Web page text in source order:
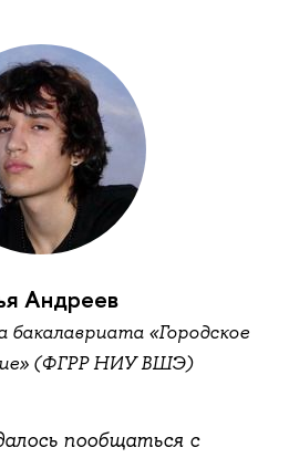
Андреев
бакалавриата «Городское
(ФГРР НИУ ВШЭ)
пообщаться с